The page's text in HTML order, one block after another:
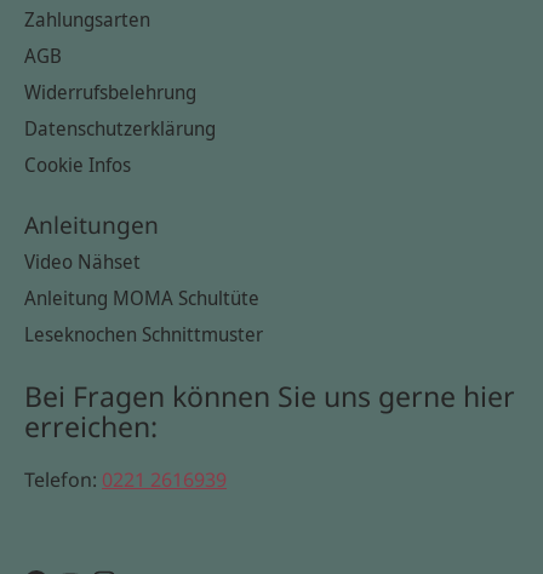
Zahlungsarten
AGB
Widerrufsbelehrung
Datenschutzerklärung
Cookie Infos
Anleitungen
Video Nähset
Anleitung MOMA Schultüte
Leseknochen Schnittmuster
Bei Fragen können Sie uns gerne hier
erreichen:
Telefon: 0221 2616939